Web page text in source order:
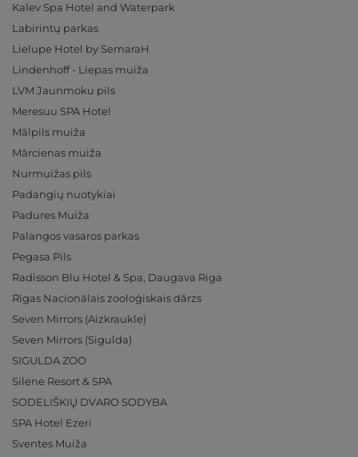
Kalev Spa Hotel and Waterpark
Labirintų parkas
Lielupe Hotel by SemaraH
Lindenhoff - Liepas muiža
LVM Jaunmoku pils
Meresuu SPA Hotel
Mālpils muiža
Mārcienas muiža
Nurmuižas pils
Padangių nuotykiai
Padures Muiža
Palangos vasaros parkas
Pegasa Pils
Radisson Blu Hotel & Spa, Daugava Riga
Rīgas Nacionālais zooloģiskais dārzs
Seven Mirrors (Aizkraukle)
Seven Mirrors (Sigulda)
SIGULDA ZOO
Silene Resort & SPA
SODELIŠKIŲ DVARO SODYBA
SPA Hotel Ezeri
Sventes Muiža